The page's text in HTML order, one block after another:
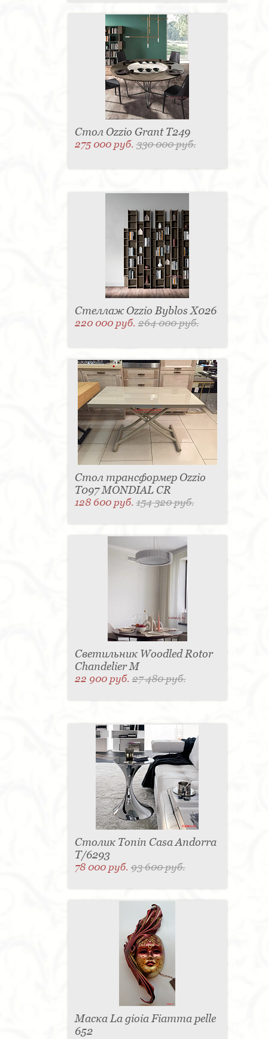
Стол Ozzio Grant T249
275 000 руб.330 000 руб.
Стеллаж Ozzio Byblos X026
220 000 руб.264 000 руб.
Стол трансформер Ozzio
T097 MONDIAL CR
128 600 руб.154 320 руб.
Светильник Woodled Rotor
Chandelier M
22 900 руб.27 480 руб.
Столик Tonin Casa Andorra
T/6293
78 000 руб.93 600 руб.
Маска La gioia Fiamma pelle
652